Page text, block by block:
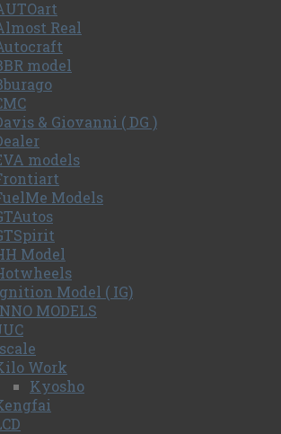
Real
model
& Giovanni ( DG )
models
Models
Model
Model ( IG)
MODELS
Work
Kyosho